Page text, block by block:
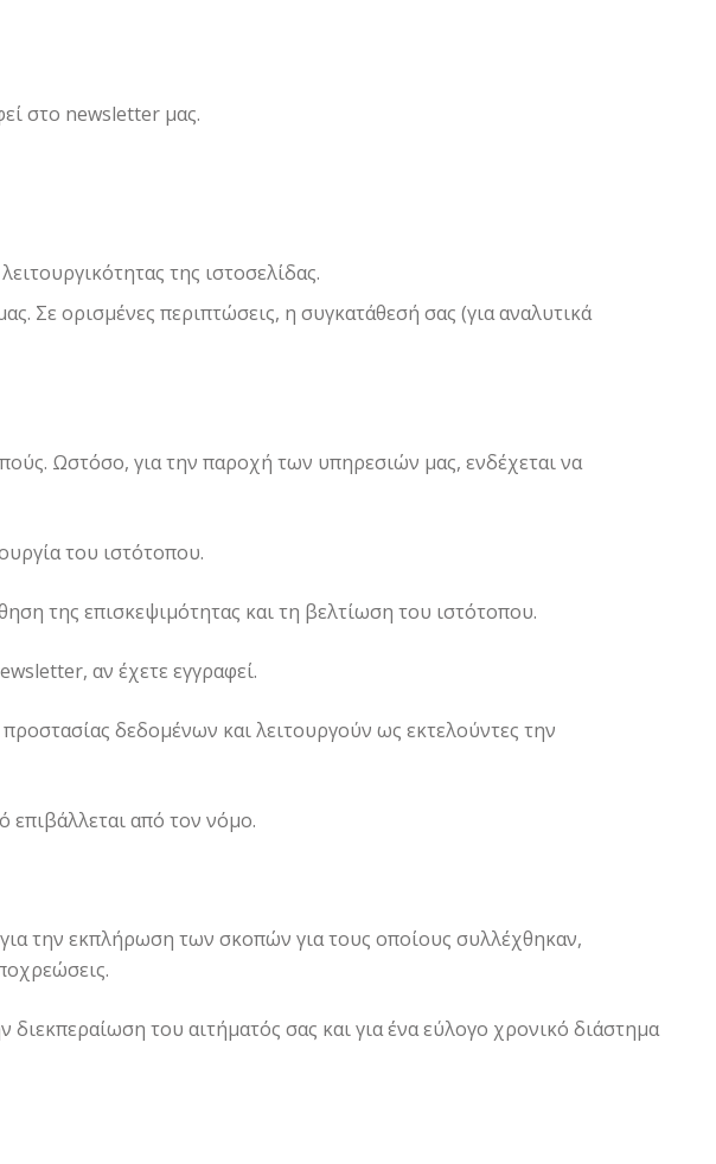
στο newsletter μας.
της ιστοσελίδας.
Σε ορισμένες περιπτώσεις, η συγκατάθεσή σας (για αναλυτικά
Ωστόσο, για την παροχή των υπηρεσιών μας, ενδέχεται να
του ιστότοπου.
της επισκεψιμότητας και τη βελτίωση του ιστότοπου.
αν έχετε εγγραφεί.
δεδομένων και λειτουργούν ως εκτελούντες την
επιβάλλεται από τον νόμο.
την εκπλήρωση των σκοπών για τους οποίους συλλέχθηκαν,
διεκπεραίωση του αιτήματός σας και για ένα εύλογο χρονικό διάστημα